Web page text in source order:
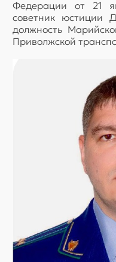
Федерации от 21
советник юстиции
должность
Приволжской